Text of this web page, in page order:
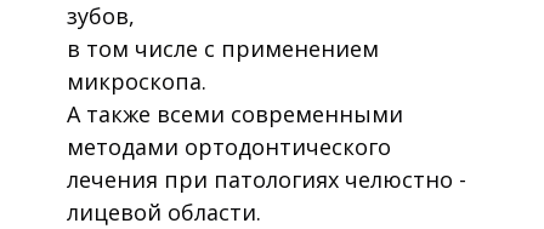
зубов,
в том числе с применением
микроскопа.
А также всеми современными
методами ортодонтического
лечения при патологиях челюстно -
лицевой области.